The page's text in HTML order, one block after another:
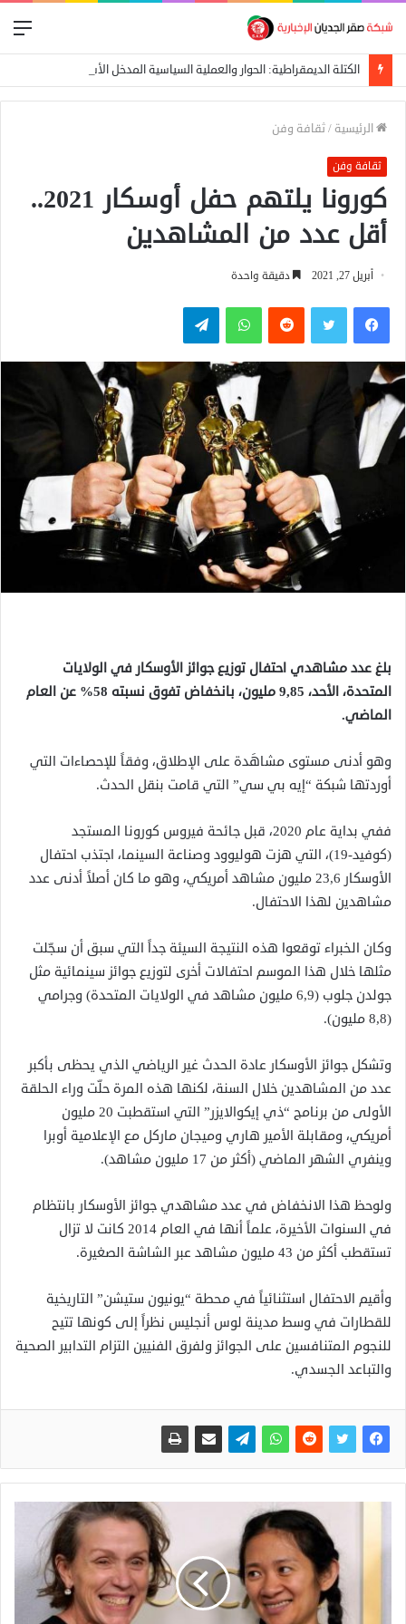
الرئيسية /ثقافة وفن
ثقافة وفن
كورونا يلتهم حفل أوسكار 2021..
أقل عدد من المشاهدين
أبريل 27, 2021 دقيقة واحدة
فيسبوكتويتر واتساب تيلقرام
بلغ عدد مشاهدي احتفال توزيع جوائز الأوسكار في الولايات
المتحدة، الأحد، 9,85 مليون، بانخفاض تفوق نسبته 58% عن العام
الماضي.
وهو أدنى مستوى مشاهَدة على الإطلاق، وفقاً للإحصاءات التي
أوردتها شبكة “إيه بي سي” التي قامت بنقل الحدث.
ففي بداية عام 2020، قبل جائحة فيروس كورونا المستجد
(كوفيد-19)، التي هزت هوليوود وصناعة السينما، اجتذب احتفال
الأوسكار 23,6 مليون مشاهد أمريكي، وهو ما كان أصلاً أدنى عدد
مشاهدين لهذا الاحتفال.
وكان الخبراء توقعوا هذه النتيجة السيئة جداً التي سبق أن سجّلت
مثلها خلال هذا الموسم احتفالات أخرى لتوزيع جوائز سينمائية مثل
جولدن جلوب (6,9 مليون مشاهد في الولايات المتحدة) وجرامي
(8,8 مليون).
وتشكل جوائز الأوسكار عادة الحدث غير الرياضي الذي يحظى بأكبر
عدد من المشاهدين خلال السنة، لكنها هذه المرة حلّت وراء الحلقة
الأولى من برنامج “ذي إيكوالايزر” التي استقطبت 20 مليون
أمريكي، ومقابلة الأمير هاري وميجان ماركل مع الإعلامية أوبرا
وينفري الشهر الماضي (أكثر من 17 مليون مشاهد).
ولوحظ هذا الانخفاض في عدد مشاهدي جوائز الأوسكار بانتظام
في السنوات الأخيرة، علماً أنها في العام 2014 كانت لا تزال
تستقطب أكثر من 43 مليون مشاهد عبر الشاشة الصغيرة.
وأقيم الاحتفال استثنائياً في محطة “يونيون ستيشن” التاريخية
للقطارات في وسط مدينة لوس أنجليس نظراً إلى كونها تتيح
للنجوم المتنافسين على الجوائز ولفرق الفنيين التزام التدابير الصحية
والتباعد الجسدي.